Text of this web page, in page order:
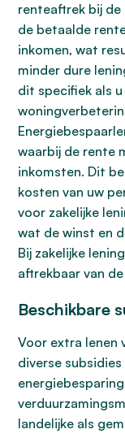
renteaftrek bij
de betaalde
inkomen, wat
minder dure
dit specifiek als
waarbij de rente
inkomsten. Dit
kosten van uw
voor zakelijke
wat de winst en
Bij zakelijke
aftrekbaar van
Beschikbare
Voor extra lenen
diverse
landelijke als